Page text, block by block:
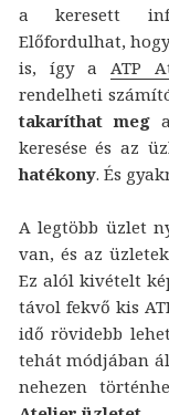
a keresett
Előfordulhat,
is, így a ATP
rendelheti
takaríthat mega
keresése és az
hatékony. És
A legtöbb üzlet
van, és az
Ez alól kivételt
távol fekvő kis
idő rövidebb
tehát módjában
nehezen